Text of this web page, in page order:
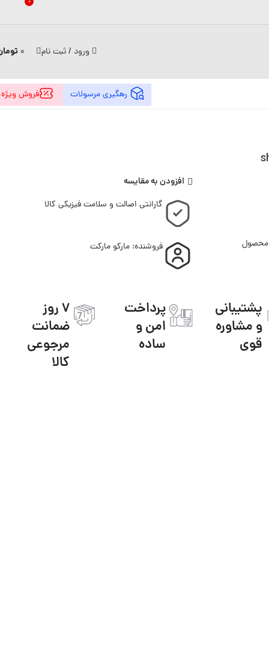
ورود / ثبت نام 0
رهگیری مرسولات فروش ویژه
محصول
افزودن به مقایسه
گارانتی اصالت و سلامت فیزیکی کالا
فروشنده: مارکو مارکت
پشتیبانی
و مشاوره
قوی
پرداخت
امن و
ساده
7 روز
ضمانت
مرجوعی
کالا